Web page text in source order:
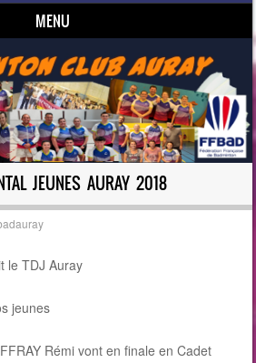
MENU
JEUNES AURAY 2018
le TDJ Auray
jeunes
Rémi vont en finale en Cadet